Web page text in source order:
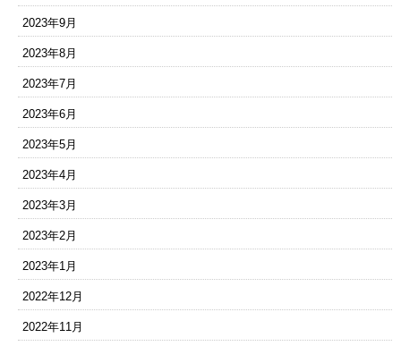
2023年9月
2023年8月
2023年7月
2023年6月
2023年5月
2023年4月
2023年3月
2023年2月
2023年1月
2022年12月
2022年11月